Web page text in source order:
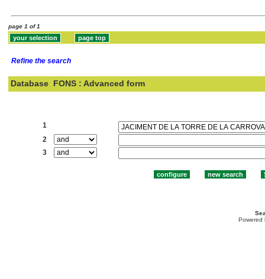
page 1 of 1
Refine the search
Database FONS : Advanced form
1
2
3
Powered